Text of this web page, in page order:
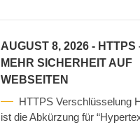
AUGUST 8, 2026 - HTTPS
MEHR SICHERHEIT AUF
WEBSEITEN
HTTPS Verschlüsselung
ist die Abkürzung für